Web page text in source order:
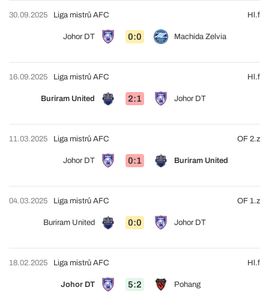
30.09.2025
Johor DT 0:0 Machida Zelvia
Liga mistrů AFC Hl.f
16.09.2025
Buriram United 2:1 Johor DT
Liga mistrů AFC Hl.f
11.03.2025
Johor DT 0:1 Buriram United
Liga mistrů AFC OF 2.z
04.03.2025
Buriram United 0:0 Johor DT
Liga mistrů AFC OF 1.z
18.02.2025
Johor DT 5:2 Pohang
Liga mistrů AFC Hl.f